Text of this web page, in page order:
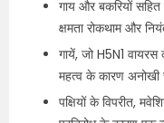
गाय और बकरियों
क्षमता रोकथाम और
गायें, जो H5N1
महत्व के कारण अनोखी
पक्षियों के विपरीत,